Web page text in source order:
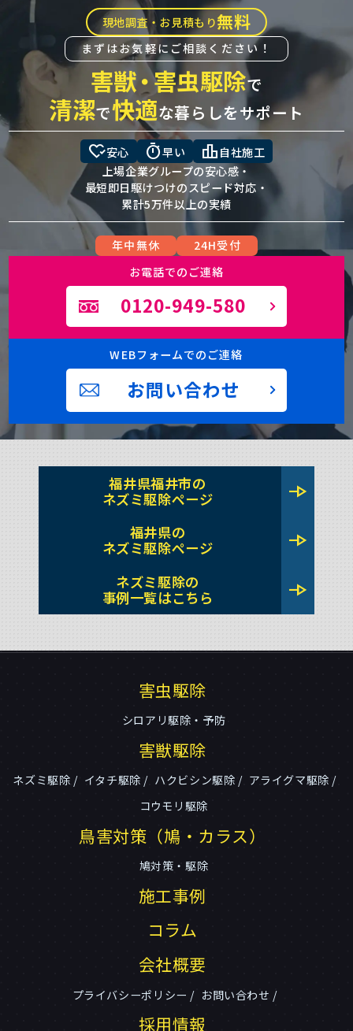
現地調査・お見積もり無料
まずはお気軽にご相談ください！
害獣・害虫駆除で
清潔で快適な暮らしをサポート
heart_check安心 timer早い leaderboard 自社施工
上場企業グループの安心感・
最短即日駆けつけのスピード対応・
累計5万件以上の実績
年中無休
24H受付
お電話でのご連絡
0120-949-580
WEBフォームでのご連絡
お問い合わせ
福井県福井市の
ネズミ駆除ページ
line_end_arrow
福井県の
ネズミ駆除ページ
line_end_arrow
ネズミ駆除の
事例一覧はこちら
line_end_arrow
害虫駆除
シロアリ駆除・予防
害獣駆除
ネズミ駆除 イタチ駆除 ハクビシン駆除
アライグマ駆除
コウモリ駆除
鳥害対策（鳩・カラス）
鳩対策・駆除
施工事例
コラム
会社概要
プライバシーポリシー お問い合わせ
採用情報